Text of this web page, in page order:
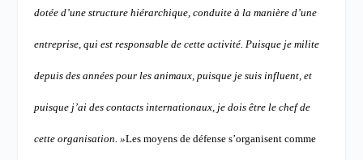
dotée d’une structure hiérarchique, conduite à la manière d’une
entreprise, qui est responsable de cette activité. Puisque je milite
depuis des années pour les animaux, puisque je suis influent, et
puisque j’ai des contacts internationaux, je dois être le chef de
cette organisation. »Les moyens de défense s’organisent comme